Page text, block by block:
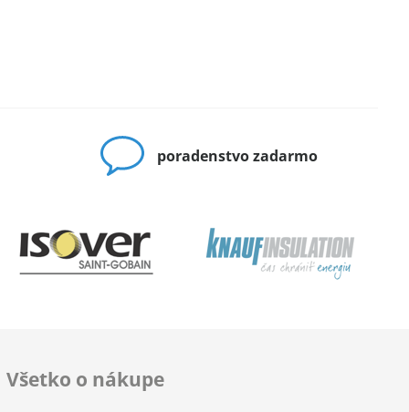
poradenstvo zadarmo
Všetko o nákupe